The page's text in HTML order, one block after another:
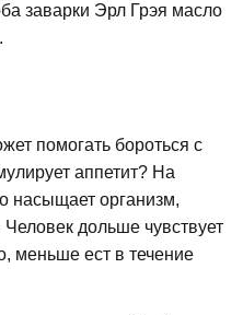
заварки Эрл Грэя масло
помогать бороться с
аппетит? На
насыщает организм,
дольше чувствует
меньше ест в течение